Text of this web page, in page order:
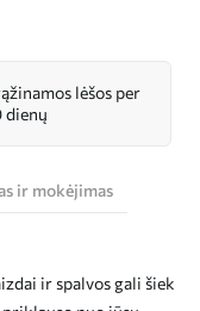
lėšos per
dienų
ir mokėjimas
ir spalvos gali šiek